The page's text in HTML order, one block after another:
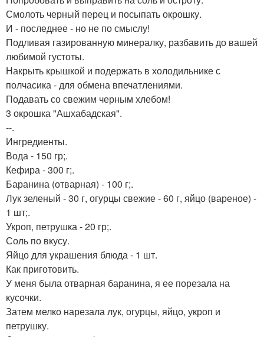
Смолоть черный перец и посыпать окрошку.
И - последнее - но не по смыслу!
Подливая газированную минералку, разбавить до вашей
любимой густоты.
Накрыть крышкой и подержать в холодильнике с
полчасика - для обмена впечатлениями.
Подавать со свежим черным хлебом!
3 окрошка "Ашхабадская".
--.
Ингредиенты.
Вода - 150 гр;.
Кефира - 300 г;.
Баранина (отварная) - 100 г;.
Лук зеленый - 30 г, огурцы свежие - 60 г, яйцо (вареное) -
1 шт;.
Укроп, петрушка - 20 гр;.
Соль по вкусу.
Яйцо для украшения блюда - 1 шт.
Как приготовить.
У меня была отварная баранина, я ее порезала на
кусочки.
Затем мелко нарезала лук, огурцы, яйцо, укроп и
петрушку.